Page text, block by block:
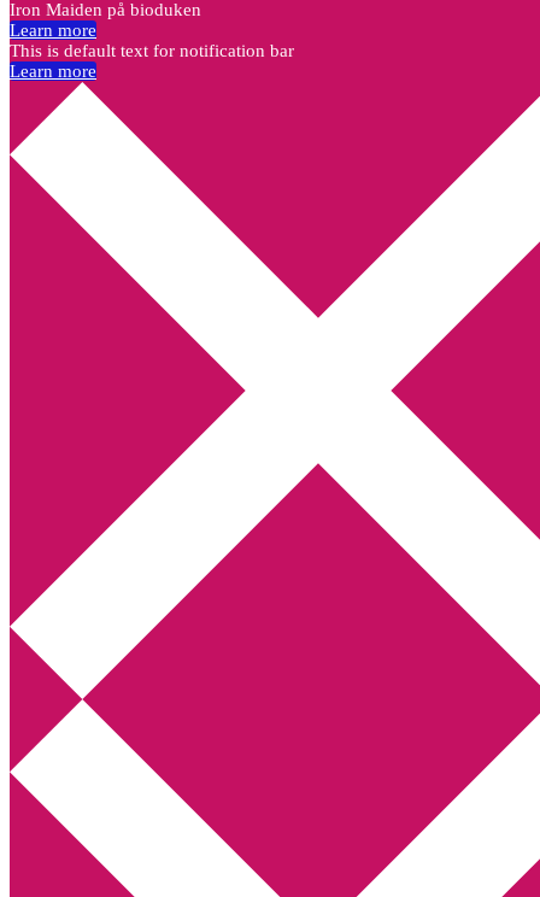
Annikas litteratur- och kulturblogg
Deckare, kriminalromaner, thrillers
Hem
Boktolva
Författarfemman
Kontakt
Iron Maiden på bioduken
Learn more
This is default text for notification bar
Learn more